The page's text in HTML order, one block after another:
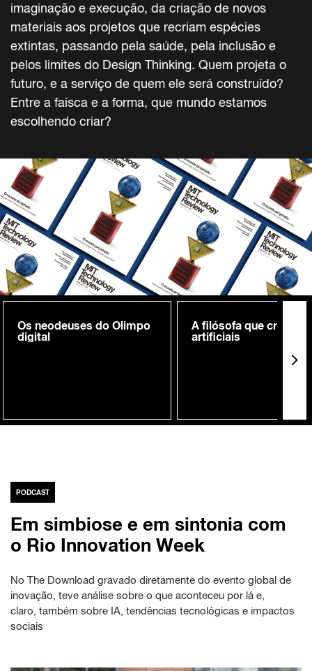
imaginação e execução, da criação de novos
materiais aos projetos que recriam espécies
extintas, passando pela saúde, pela inclusão e
pelos limites do Design Thinking. Quem projeta o
futuro, e a serviço de quem ele será construído?
Entre a faísca e a forma, que mundo estamos
escolhendo criar?
Os neodeuses do Olimpo
digital
A filósofa que cria
artificiais
PODCAST
Em simbiose e em sintonia com
o Rio Innovation Week
No The Download gravado diretamente do evento global de
inovação, teve análise sobre o que aconteceu por lá e,
claro, também sobre IA, tendências tecnológicas e impactos
sociais